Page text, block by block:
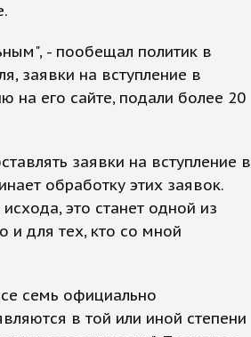
- пообещал политик в
заявки на вступление в
на его сайте, подали более 20
заявки на вступление в
обработку этих заявок.
это станет одной из
и для тех, кто со мной
семь официально
в той или иной степени